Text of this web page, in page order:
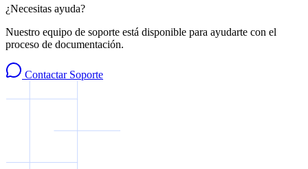
¿Necesitas ayuda?
Nuestro equipo de soporte está disponible para ayudarte con el
proceso de documentación.
Contactar Soporte